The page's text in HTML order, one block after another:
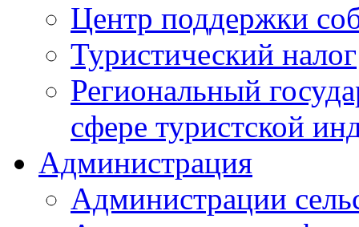
Центр поддержки
Туристический налог
Региональный
сфере туристской
Администрация
Администрации